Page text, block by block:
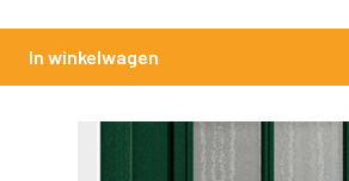
In winkelwagen